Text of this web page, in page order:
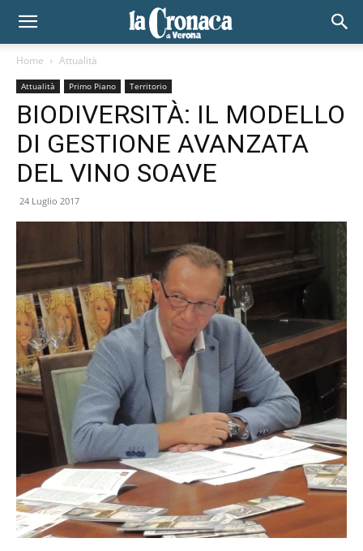
Home Attualità
Attualità Primo Piano Territorio
BIODIVERSITÀ: IL MODELLO
DI GESTIONE AVANZATA
DEL VINO SOAVE
24 Luglio 2017